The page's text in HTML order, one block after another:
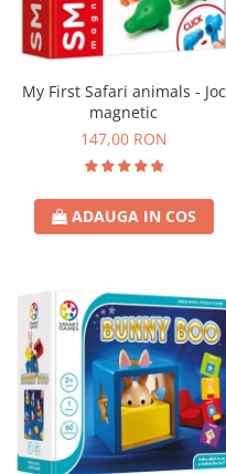
My First Safari animals - Joc
magnetic
147,00 RON
ADAUGA IN COS